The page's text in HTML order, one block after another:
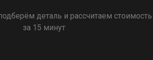
деталь и рассчитаем стоимость
за 15 минут